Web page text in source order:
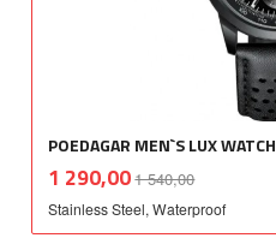
POEDAGAR MEN`S LUX WATCH
Tilbud
1 290,001 540,00mva.
Stainless Steel, Waterproof